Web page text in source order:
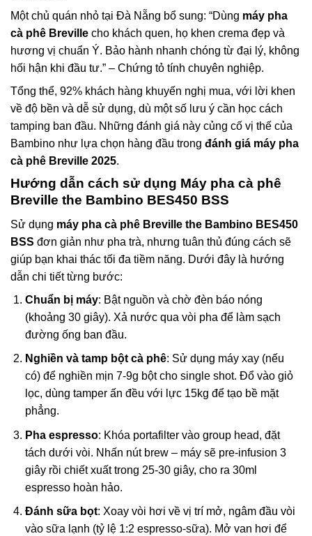
Một chủ quán nhỏ tại Đà Nẵng bổ sung: “Dùng máy pha
cà phê Breville cho khách quen, họ khen crema đẹp và
hương vị chuẩn Ý. Bảo hành nhanh chóng từ đại lý, không
hối hận khi đầu tư.” – Chứng tỏ tính chuyên nghiệp.
Tổng thể, 92% khách hàng khuyến nghị mua, với lời khen
về độ bền và dễ sử dụng, dù một số lưu ý cần học cách
tamping ban đầu. Những đánh giá này củng cố vị thế của
Bambino như lựa chọn hàng đầu trong đánh giá máy pha
cà phê Breville 2025.
Hướng dẫn cách sử dụng Máy pha cà phê
Breville the Bambino BES450 BSS
Sử dụng máy pha cà phê Breville the Bambino BES450
BSS đơn giản như pha trà, nhưng tuân thủ đúng cách sẽ
giúp bạn khai thác tối đa tiềm năng. Dưới đây là hướng
dẫn chi tiết từng bước:
Chuẩn bị máy: Bật nguồn và chờ đèn báo nóng
(khoảng 30 giây). Xả nước qua vòi pha để làm sạch
đường ống ban đầu.
Nghiền và tamp bột cà phê: Sử dụng máy xay (nếu
có) để nghiền mịn 7-9g bột cho single shot. Đổ vào giỏ
lọc, dùng tamper ấn đều với lực 15kg để tạo bề mặt
phẳng.
Pha espresso: Khóa portafilter vào group head, đặt
tách dưới vòi. Nhấn nút brew – máy sẽ pre-infusion 3
giây rồi chiết xuất trong 25-30 giây, cho ra 30ml
espresso hoàn hảo.
Đánh sữa bọt: Xoay vòi hơi về vị trí mở, ngâm đầu vòi
vào sữa lạnh (tỷ lệ 1:2 espresso-sữa). Mở van hơi để